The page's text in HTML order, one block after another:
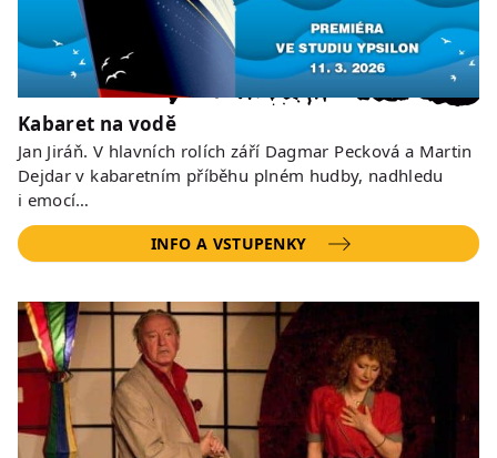
Kabaret na vodě
Jan Jiráň. V hlavních rolích září Dagmar Pecková a Martin
Dejdar v kabaretním příběhu plném hudby, nadhledu
i emocí…
INFO A VSTUPENKY